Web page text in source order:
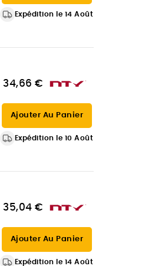
Expédition le 14 Août
34,66 €
Ajouter Au Panier
Expédition le 10 Août
35,04 €
Ajouter Au Panier
Expédition le 14 Août